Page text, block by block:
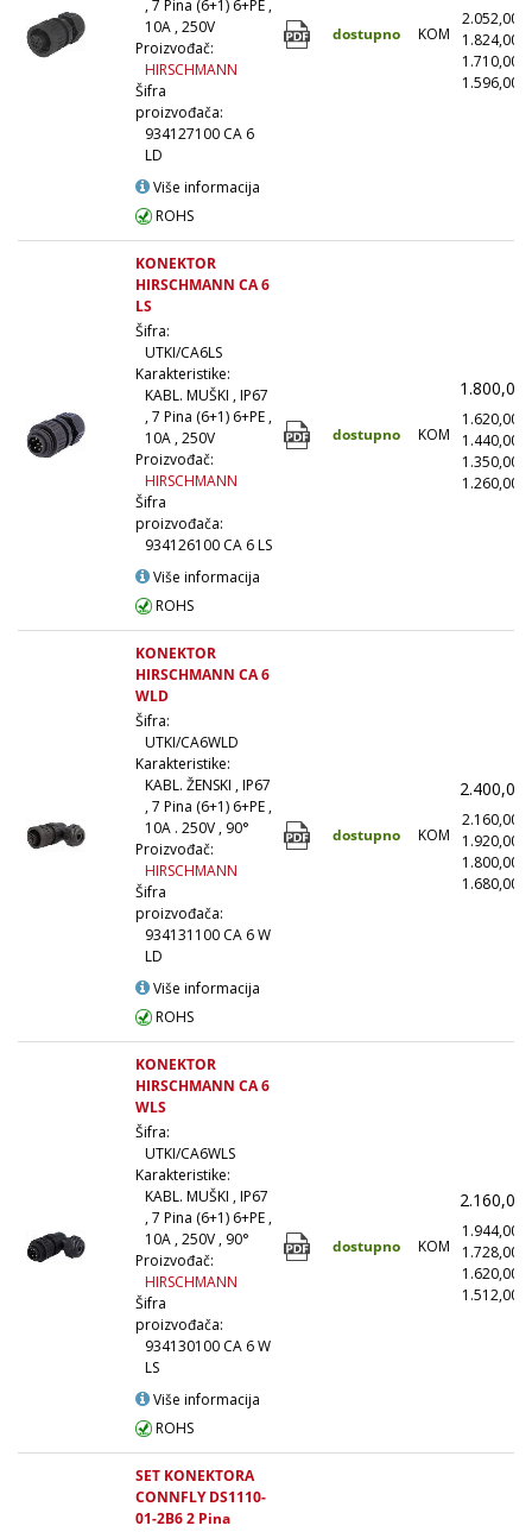
, 7 Pina (6+1) 6+PE ,
10A , 250V
Proizvođač:
HIRSCHMANN
Šifra
proizvođača:
934127100 CA 6
LD
Više informacija
ROHS
dostupno KOM
2.052,00
1.824,00
1.710,00
1.596,00
KONEKTOR
HIRSCHMANN CA 6
LS
Šifra:
UTKI/CA6LS
Karakteristike:
KABL. MUŠKI , IP67
, 7 Pina (6+1) 6+PE ,
10A , 250V
Proizvođač:
HIRSCHMANN
Šifra
proizvođača:
934126100 CA 6 LS
Više informacija
ROHS
dostupno KOM
1.800,00
1.620,00
1.440,00
1.350,00
1.260,00
KONEKTOR
HIRSCHMANN CA 6
WLD
Šifra:
UTKI/CA6WLD
Karakteristike:
KABL. ŽENSKI , IP67
, 7 Pina (6+1) 6+PE ,
10A . 250V , 90°
Proizvođač:
HIRSCHMANN
Šifra
proizvođača:
934131100 CA 6 W
LD
Više informacija
ROHS
dostupno KOM
2.400,00
2.160,00
1.920,00
1.800,00
1.680,00
KONEKTOR
HIRSCHMANN CA 6
WLS
Šifra:
UTKI/CA6WLS
Karakteristike:
KABL. MUŠKI , IP67
, 7 Pina (6+1) 6+PE ,
10A , 250V , 90°
Proizvođač:
HIRSCHMANN
Šifra
proizvođača:
934130100 CA 6 W
LS
Više informacija
ROHS
dostupno KOM
2.160,00
1.944,00
1.728,00
1.620,00
1.512,00
SET KONEKTORA
CONNFLY DS1110-
01-2B6 2 Pina